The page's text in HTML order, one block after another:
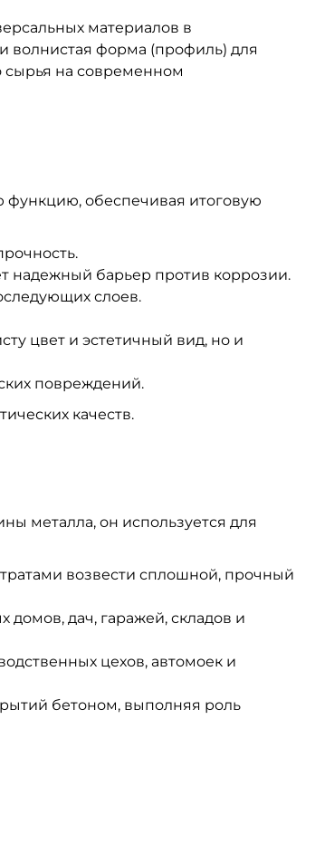
материалов в
волнистая форма (профиль) для
сырья на современном
функцию, обеспечивая итоговую
надежный барьер против коррозии.
слоев.
цвет и эстетичный вид, но и
повреждений.
качеств.
металла, он используется для
возвести сплошной, прочный
домов, дач, гаражей, складов и
цехов, автомоек и
бетоном, выполняя роль